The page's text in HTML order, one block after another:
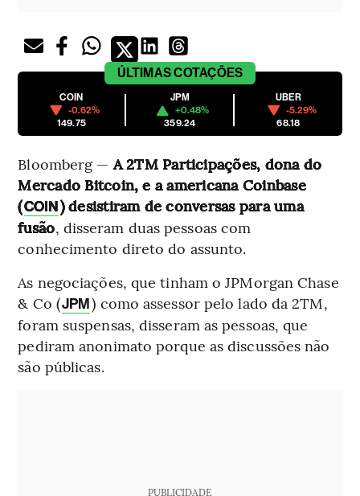
ÚLTIMASCOTAÇÕES
COIN
-0.62%
149.75
JPM
+0.48%
359.24
UBER
-5.29%
68.18
Bloomberg —A 2TM Participações, dona do
Mercado Bitcoin, e a americana Coinbase
(COIN) desistiram de conversas para uma
fusão, disseram duas pessoas com
conhecimento direto do assunto.
As negociações, que tinham o JPMorgan Chase
& Co (JPM) como assessor pelo lado da 2TM,
foram suspensas, disseram as pessoas, que
pediram anonimato porque as discussões não
são públicas.
PUBLICIDADE